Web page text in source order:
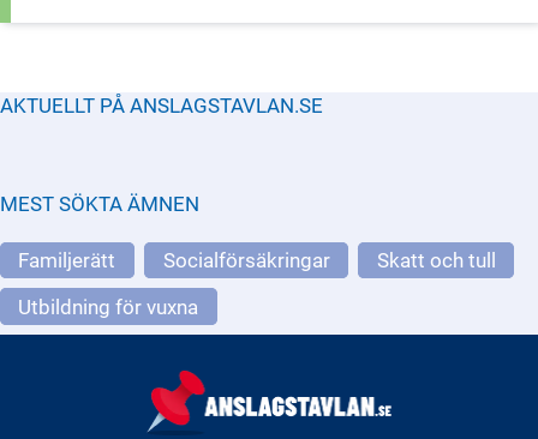
skatt
AKTUELLT PÅ ANSLAGSTAVLAN.SE
MEST SÖKTA ÄMNEN
Familjerätt Socialförsäkringar
Skatt och tull
Utbildning för vuxna